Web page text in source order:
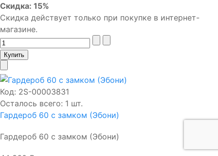
Скидка: 15%
Скидка действует только при покупке в интернет-
магазине.
Код: 2S-00003831
Осталось всего: 1 шт.
Гардероб 60 с замком (Эбони)
Гардероб 60 с замком (Эбони)